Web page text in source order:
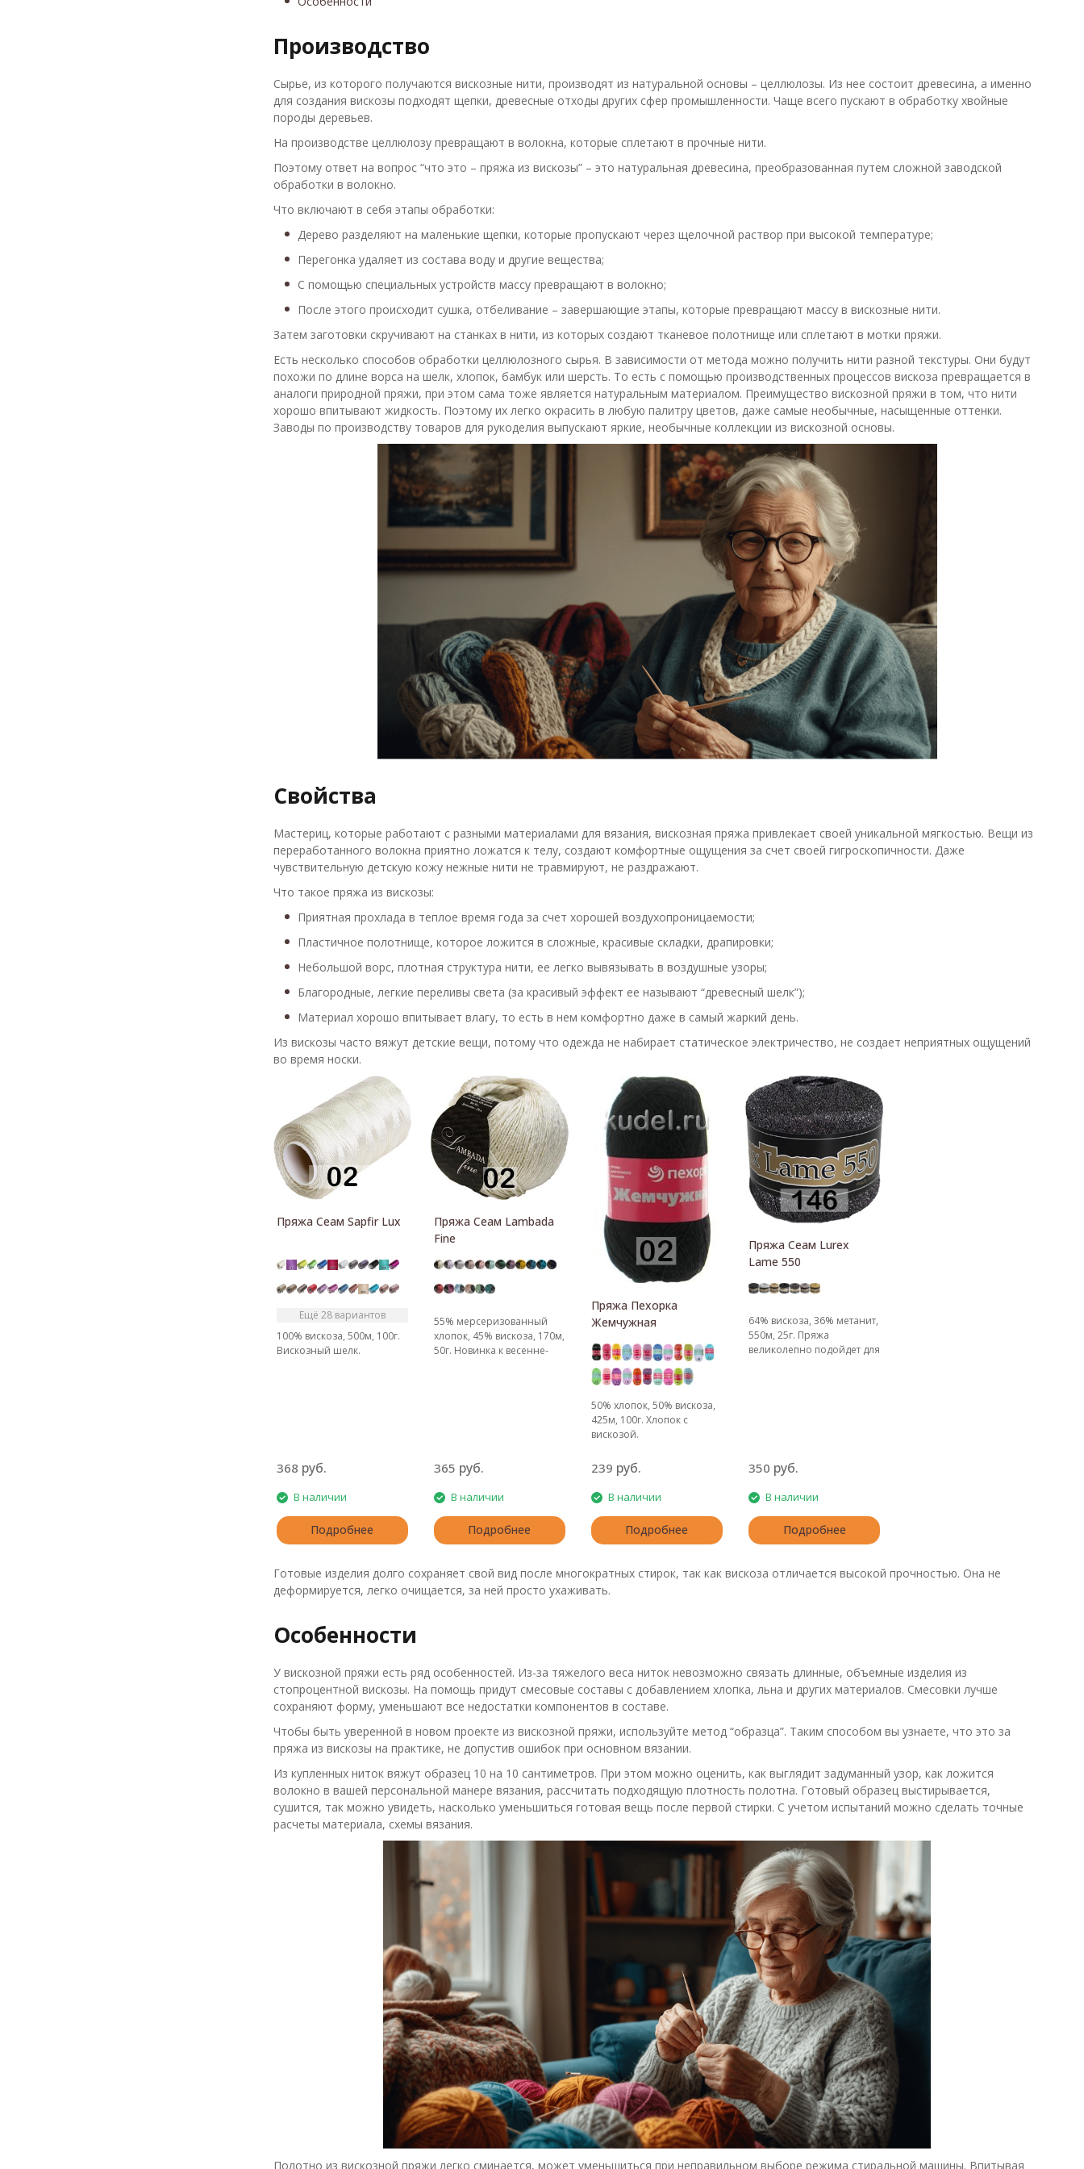
Производство
Сырье, из которого получаются вискозные нити, производят из натуральной основы – целлюлозы. Из нее состоит древесина, а именно
для создания вискозы подходят щепки, древесные отходы других сфер промышленности. Чаще всего пускают в обработку хвойные
породы деревьев.
На производстве целлюлозу превращают в волокна, которые сплетают в прочные нити.
Поэтому ответ на вопрос “что это – пряжа из вискозы” – это натуральная древесина, преобразованная путем сложной заводской
обработки в волокно.
Что включают в себя этапы обработки:
Дерево разделяют на маленькие щепки, которые пропускают через щелочной раствор при высокой температуре;
Перегонка удаляет из состава воду и другие вещества;
С помощью специальных устройств массу превращают в волокно;
После этого происходит сушка, отбеливание – завершающие этапы, которые превращают массу в вискозные нити.
Затем заготовки скручивают на станках в нити, из которых создают тканевое полотнище или сплетают в мотки пряжи.
Есть несколько способов обработки целлюлозного сырья. В зависимости от метода можно получить нити разной текстуры. Они будут
похожи по длине ворса на шелк, хлопок, бамбук или шерсть. То есть с помощью производственных процессов вискоза превращается в
аналоги природной пряжи, при этом сама тоже является натуральным материалом. Преимущество вискозной пряжи в том, что нити
хорошо впитывают жидкость. Поэтому их легко окрасить в любую палитру цветов, даже самые необычные, насыщенные оттенки.
Заводы по производству товаров для рукоделия выпускают яркие, необычные коллекции из вискозной основы.
Свойства
Мастериц, которые работают с разными материалами для вязания, вискозная пряжа привлекает своей уникальной мягкостью. Вещи из
переработанного волокна приятно ложатся к телу, создают комфортные ощущения за счет своей гигроскопичности. Даже
чувствительную детскую кожу нежные нити не травмируют, не раздражают.
Что такое пряжа из вискозы:
Приятная прохлада в теплое время года за счет хорошей воздухопроницаемости;
Пластичное полотнище, которое ложится в сложные, красивые складки, драпировки;
Небольшой ворс, плотная структура нити, ее легко вывязывать в воздушные узоры;
Благородные, легкие переливы света (за красивый эффект ее называют “древесный шелк”);
Материал хорошо впитывает влагу, то есть в нем комфортно даже в самый жаркий день.
Из вискозы часто вяжут детские вещи, потому что одежда не набирает статическое электричество, не создает неприятных ощущений
во время носки.
Пряжа Сеам Sapfir Lux
Ещё 28 вариантов
100% вискоза, 500м, 100г.
Вискозный шелк.
368 руб.
В наличии
Подробнее
Пряжа Сеам Lambada
Fine
55% мерсеризованный
хлопок, 45% вискоза, 170м,
50г. Новинка к весенне-
365 руб.
В наличии
Подробнее
Пряжа Пехорка
Жемчужная
50% хлопок, 50% вискоза,
425м, 100г. Хлопок с
вискозой.
239 руб.
В наличии
Подробнее
Пряжа Сеам Lurex
Lame 550
64% вискоза, 36% метанит,
550м, 25г. Пряжа
великолепно подойдет для
350 руб.
В наличии
Подробнее
Готовые изделия долго сохраняет свой вид после многократных стирок, так как вискоза отличается высокой прочностью. Она не
деформируется, легко очищается, за ней просто ухаживать.
Особенности
У вискозной пряжи есть ряд особенностей. Из-за тяжелого веса ниток невозможно связать длинные, объемные изделия из
стопроцентной вискозы. На помощь придут смесовые составы с добавлением хлопка, льна и других материалов. Смесовки лучше
сохраняют форму, уменьшают все недостатки компонентов в составе.
Чтобы быть уверенной в новом проекте из вискозной пряжи, используйте метод “образца”. Таким способом вы узнаете, что это за
пряжа из вискозы на практике, не допустив ошибок при основном вязании.
Из купленных ниток вяжут образец 10 на 10 сантиметров. При этом можно оценить, как выглядит задуманный узор, как ложится
волокно в вашей персональной манере вязания, рассчитать подходящую плотность полотна. Готовый образец выстирывается,
сушится, так можно увидеть, насколько уменьшиться готовая вещь после первой стирки. С учетом испытаний можно сделать точные
расчеты материала, схемы вязания.
Полотно из вискозной пряжи легко сминается, может уменьшиться при неправильном выборе режима стиральной машины. Впитывая